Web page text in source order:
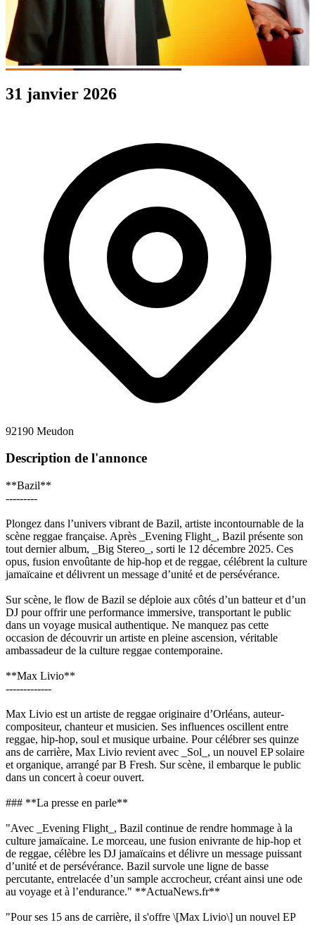
31 janvier 2026
92190 Meudon
Description de l'annonce
**Bazil**
---------
Plongez dans l’univers vibrant de Bazil, artiste incontournable de la
scène reggae française. Après _Evening Flight_, Bazil présente son
tout dernier album, _Big Stereo_, sorti le 12 décembre 2025. Ces
opus, fusion envoûtante de hip-hop et de reggae, célébrent la culture
jamaïcaine et délivrent un message d’unité et de persévérance.
Sur scène, le flow de Bazil se déploie aux côtés d’un batteur et d’un
DJ pour offrir une performance immersive, transportant le public
dans un voyage musical authentique. Ne manquez pas cette
occasion de découvrir un artiste en pleine ascension, véritable
ambassadeur de la culture reggae contemporaine.
**Max Livio**
-------------
Max Livio est un artiste de reggae originaire d’Orléans, auteur-
compositeur, chanteur et musicien. Ses influences oscillent entre
reggae, hip-hop, soul et musique urbaine. Pour célébrer ses quinze
ans de carrière, Max Livio revient avec _Sol_, un nouvel EP solaire
et organique, arrangé par B Fresh. Sur scène, il embarque le public
dans un concert à coeur ouvert.
### **La presse en parle**
"Avec _Evening Flight_, Bazil continue de rendre hommage à la
culture jamaïcaine. Le morceau, une fusion enivrante de hip-hop et
de reggae, célèbre les DJ jamaïcains et délivre un message puissant
d’unité et de persévérance. Bazil survole une ligne de basse
percutante, entrelacée d’un sample accrocheur, créant ainsi une ode
au voyage et à l’endurance." **ActuaNews.fr**
"Pour ses 15 ans de carrière, il s'offre \[Max Livio\] un nouvel EP